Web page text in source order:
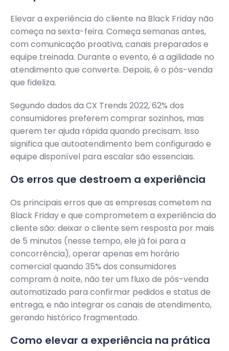
Elevar a experiência do cliente na Black Friday não
começa na sexta-feira. Começa semanas antes,
com comunicação proativa, canais preparados e
equipe treinada. Durante o evento, é a agilidade no
atendimento que converte. Depois, é o pós-venda
que fideliza.
Segundo dados da CX Trends 2022, 62% dos
consumidores preferem comprar sozinhos, mas
querem ter ajuda rápida quando precisam. Isso
significa que autoatendimento bem configurado e
equipe disponível para escalar são essenciais.
Os erros que destroem a experiência
Os principais erros que as empresas cometem na
Black Friday e que comprometem a experiência do
cliente são: deixar o cliente sem resposta por mais
de 5 minutos (nesse tempo, ele já foi para a
concorrência), operar apenas em horário
comercial quando 35% dos consumidores
compram à noite, não ter um fluxo de pós-venda
automatizado para confirmar pedidos e status de
entrega, e não integrar os canais de atendimento,
gerando histórico fragmentado.
Como elevar a experiência na prática